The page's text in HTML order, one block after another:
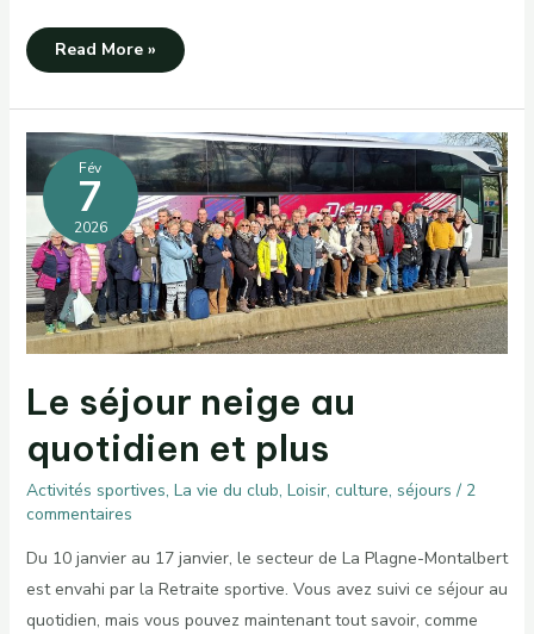
Rando
(03)
Read More »
Fév
7
2026
Le séjour neige au
quotidien et plus
Activités sportives, La vie du club, Loisir, culture, séjours / 2
commentaires
Du 10 janvier au 17 janvier, le secteur de La Plagne-Montalbert
est envahi par la Retraite sportive. Vous avez suivi ce séjour au
quotidien, mais vous pouvez maintenant tout savoir, comme